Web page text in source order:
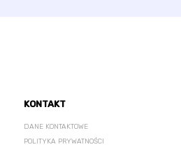
KONTAKT
DANE KONTAKTOWE
POLITYKA PRYWATNOŚCI